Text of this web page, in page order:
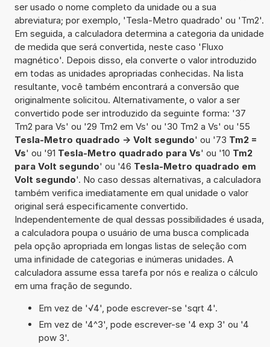
ser usado o nome completo da unidade ou a sua
abreviatura; por exemplo, 'Tesla-Metro quadrado' ou 'Tm2'.
Em seguida, a calculadora determina a categoria da unidade
de medida que será convertida, neste caso 'Fluxo
magnético'. Depois disso, ela converte o valor introduzido
em todas as unidades apropriadas conhecidas. Na lista
resultante, você também encontrará a conversão que
originalmente solicitou. Alternativamente, o valor a ser
convertido pode ser introduzido da seguinte forma: '37
Tm2 para Vs' ou '29 Tm2 em Vs' ou '30 Tm2 a Vs' ou '55
Tesla-Metro quadrado -> Volt segundo' ou '73 Tm2 =
Vs' ou '91 Tesla-Metro quadrado para Vs' ou '10 Tm2
para Volt segundo' ou '46 Tesla-Metro quadrado em
Volt segundo'. No caso dessas alternativas, a calculadora
também verifica imediatamente em qual unidade o valor
original será especificamente convertido.
Independentemente de qual dessas possibilidades é usada,
a calculadora poupa o usuário de uma busca complicada
pela opção apropriada em longas listas de seleção com
uma infinidade de categorias e inúmeras unidades. A
calculadora assume essa tarefa por nós e realiza o cálculo
em uma fração de segundo.
Em vez de '√4', pode escrever-se 'sqrt 4'.
Em vez de '4^3', pode escrever-se '4 exp 3' ou '4
pow 3'.